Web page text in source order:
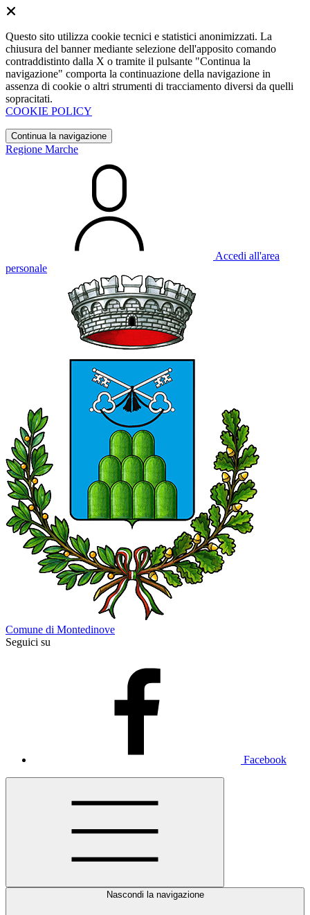
Questo sito utilizza cookie tecnici e statistici anonimizzati. La
chiusura del banner mediante selezione dell'apposito comando
contraddistinto dalla X o tramite il pulsante "Continua la
navigazione" comporta la continuazione della navigazione in
assenza di cookie o altri strumenti di tracciamento diversi da quelli
sopracitati.
COOKIE POLICY
Continua la navigazione
Regione Marche
Accedi all'area
personale
Comune di Montedinove
Seguici su
Facebook
Nascondi la navigazione